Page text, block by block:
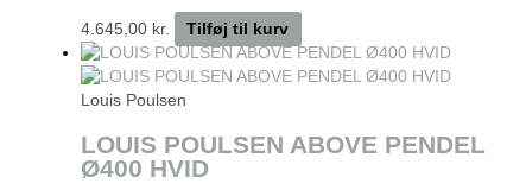
4.645,00 kr. Tilføj til kurv
Louis Poulsen
LOUIS POULSEN ABOVE PENDEL
Ø400 HVID